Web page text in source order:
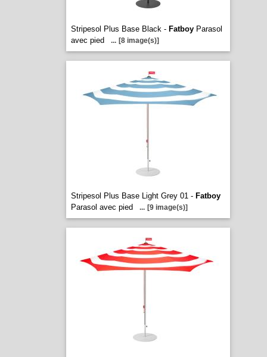
Stripesol Plus Base Black - FatboyParasol
avec pied
... [8 image(s)]
Stripesol Plus Base Light Grey 01 - Fatboy
Parasol avec pied
... [9 image(s)]